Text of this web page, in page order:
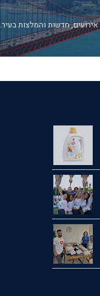
חדשות והמלצות בעיר.